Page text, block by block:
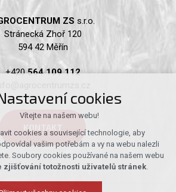
ZS s.r.o.
Stránecká Zhoř 120
594 42 Měřín
+420564 109 112
KONTAKT
cookies
Vítejte na našem webu!
cookies a související technologie, aby
vašim potřebám a vy na webu nalezli
Soubory cookies používané na našem webu
zjišťování totožnosti uživatelů stránek.